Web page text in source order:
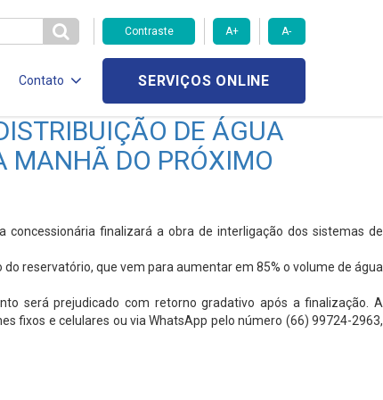
Contraste A+ A-
Contato SERVIÇOS ONLINE
DE ÁGUA
MANHÃ DO PRÓXIMO
finalizará a obra de interligação dos sistemas de
reservatório, que vem para aumentar em 85% o volume de água
será prejudicado com retorno gradativo após a finalização. A
fixos e celulares ou via WhatsApp pelo número (66) 99724-2963,